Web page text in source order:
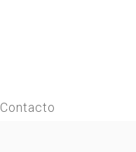
Contacto